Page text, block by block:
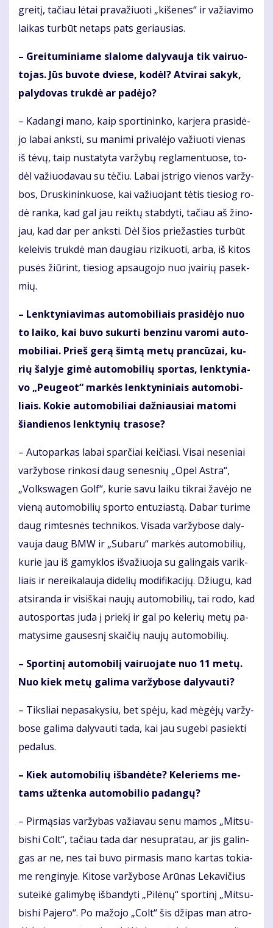
grei­tį, ta­čiau lė­tai pra­va­žiuo­ti „ki­še­nes“ ir va­žia­vi­mo
lai­kas tur­būt ne­taps pats ge­riau­sias.
– Grei­tu­mi­nia­me sla­lo­me da­ly­vau­ja tik vai­ruo­
to­jas. Jūs bu­vo­te dvie­se, ko­dėl? At­vi­rai sa­kyk,
pa­ly­do­vas truk­dė ar pa­dė­jo?
– Ka­dan­gi ma­no, kaip spor­ti­nin­ko, kar­je­ra pra­si­dė­
jo la­bai anks­ti, su ma­ni­mi pri­va­lė­jo va­žiuo­ti vie­nas
iš tė­vų, taip nu­sta­ty­ta var­žy­bų reg­la­men­tuo­se, to­
dėl va­žiuo­da­vau su tė­čiu. La­bai įstri­go vie­nos var­žy­
bos, Drus­ki­nin­kuo­se, kai va­žiuo­jant tė­tis tie­siog ro­
dė ran­ka, kad gal jau reik­tų stab­dy­ti, ta­čiau aš ži­no­
jau, kad dar per anks­ti. Dėl šios prie­žas­ties tur­būt
ke­lei­vis truk­dė man dau­giau ri­zi­kuo­ti, ar­ba, iš ki­tos
pu­sės žiū­rint, tie­siog ap­sau­go­jo nuo įvai­rių pa­sek­
mių.
– Lenk­ty­nia­vi­mas au­to­mo­bi­liais pra­si­dė­jo nuo
to lai­ko, kai bu­vo su­kur­ti ben­zi­nu va­ro­mi au­to­
mo­bi­liai. Prieš ge­rą šim­tą me­tų pran­cū­zai, ku­
rių ša­ly­je gi­mė au­to­mo­bi­lių spor­tas, lenk­ty­nia­
vo „Peu­ge­ot“ mar­kės lenk­ty­ni­niais au­to­mo­bi­
liais. Ko­kie au­to­mo­bi­liai daž­niau­siai ma­to­mi
šian­die­nos lenk­ty­nių tra­so­se?
– Au­to­par­kas la­bai spar­čiai kei­čia­si. Vi­sai ne­se­niai
var­žy­bo­se rin­ko­si daug se­nes­nių „Opel Ast­ra“,
„Volks­wa­gen Golf“, ku­rie sa­vu lai­ku tik­rai ža­vė­jo ne
vie­ną au­to­mo­bi­lių spor­to en­tu­zias­tą. Da­bar tu­ri­me
daug rim­tes­nės tech­ni­kos. Vi­sa­da var­žy­bo­se da­ly­
vau­ja daug BMW ir „Su­ba­ru“ mar­kės au­to­mo­bi­lių,
ku­rie jau iš ga­myk­los iš­va­žiuo­ja su ga­lin­gais va­rik­
liais ir ne­rei­ka­lau­ja di­de­lių mo­di­fi­ka­ci­jų. Džiu­gu, kad
at­si­ran­da ir vi­siš­kai nau­jų au­to­mo­bi­lių, tai ro­do, kad
au­to­spor­tas ju­da į prie­kį ir gal po ke­le­rių me­tų pa­
ma­ty­si­me gau­ses­nį skai­čių nau­jų au­to­mo­bi­lių.
– Spor­ti­nį au­to­mo­bi­lį vai­ruo­ja­te nuo 11 me­tų.
Nuo kiek me­tų ga­li­ma var­žy­bo­se da­ly­vau­ti?
– Tiks­liai ne­pa­sa­ky­siu, bet spė­ju, kad mė­gė­jų var­žy­
bo­se ga­li­ma da­ly­vau­ti ta­da, kai jau su­ge­bi pa­siek­ti
pe­da­lus.
– Kiek au­to­mo­bi­lių iš­ban­dė­te? Ke­le­riems me­
tams už­ten­ka au­to­mo­bi­lio pa­dan­gų?
– Pir­mą­sias var­žy­bas va­žia­vau se­nu ma­mos „Mit­su­
bis­hi Colt“, ta­čiau ta­da dar ne­su­pra­tau, ar jis ga­lin­
gas ar ne, nes tai bu­vo pir­ma­sis ma­no kar­tas to­kia­
me ren­gi­ny­je. Ki­to­se var­žy­bo­se Arū­nas Le­ka­vi­čius
su­tei­kė ga­li­my­bę iš­ban­dy­ti „Pi­lė­nų“ spor­ti­nį „Mit­su­
bis­hi Pa­je­ro“. Po ma­žo­jo „Colt“ šis dži­pas man at­ro­